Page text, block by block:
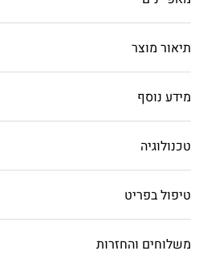
תיאור מוצר
מידע נוסף
טכנולוגיה
טיפול בפריט
משלוחים והחזרות